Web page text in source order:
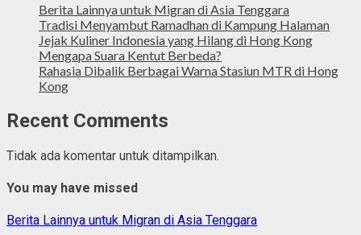
Berita Lainnya untuk Migran di Asia Tenggara
Tradisi Menyambut Ramadhan di Kampung Halaman
Jejak Kuliner Indonesia yang Hilang di Hong Kong
Mengapa Suara Kentut Berbeda?
Rahasia Dibalik Berbagai Warna Stasiun MTR di Hong
Kong
Recent Comments
Tidak ada komentar untuk ditampilkan.
You may have missed
Berita Lainnya untuk Migran di Asia Tenggara